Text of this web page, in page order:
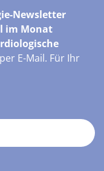
Newsletter
im Monat
per E-Mail. Für Ihr